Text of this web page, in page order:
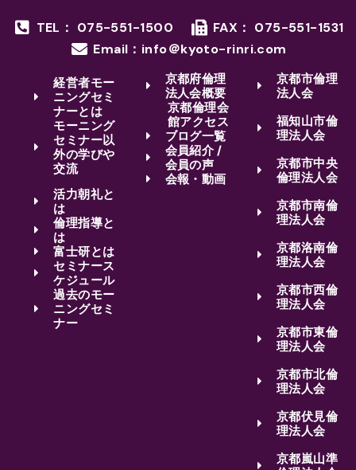
TEL： 075-551-1500
FAX： 075-551-1531
Email：info＠kyoto-rinri.com
経営者モー
ニングセミ
ナーとは
モーニング
セミナー以
外の学びや
交流
活力朝礼と
は
倫理指導と
は
富士研とは
セミナース
ケジュール
過去のモー
ニングセミ
ナー
京都府倫理
法人会概要
京都倫理会
館アクセス
ブログ一覧
会員紹介 /
会員の声
会報・動画
京都市倫理
法人会
福知山市倫
理法人会
京都市中央
倫理法人会
京都市南倫
理法人会
京都洛南倫
理法人会
京都市西倫
理法人会
京都市東倫
理法人会
京都市北倫
理法人会
京都伏見倫
理法人会
京都嵐山準